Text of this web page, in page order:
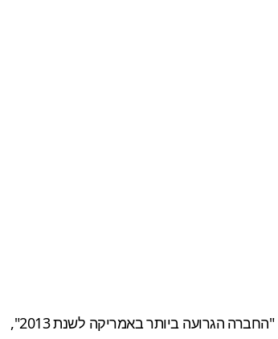
המפוקפק "החברה הגרועה ביותר באמריקה לשנת 2013",